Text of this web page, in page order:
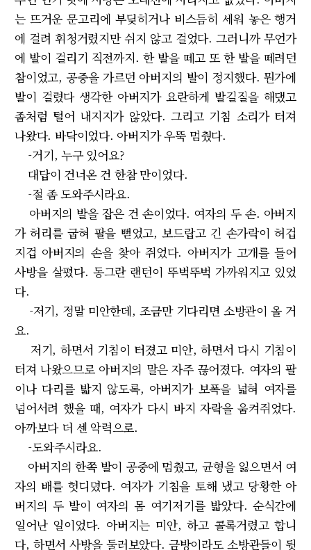
는 뜨거운 문고리에 부딪히거나 비스듬히 세워 놓은 행거
에 걸려 휘청거렸지만 쉬지 않고 걸었다. 그러니까 무언가
에 발이 걸리기 직전까지. 한 발을 떼고 또 한 발을 떼려던
참이었고, 공중을 가르던 아버지의 발이 정지했다. 뭔가에
발이 걸렸다 생각한 아버지가 요란하게 발길질을 해댔고
좀처럼 털어 내지지가 않았다. 그리고 기침 소리가 터져
나왔다. 바닥이었다. 아버지가 우뚝 멈췄다.
-거기, 누구 있어요?
대답이 건너온 건 한참 만이었다.
-절 좀 도와주시라요.
아버지의 발을 잡은 건 손이었다. 여자의 두 손. 아버지
가 허리를 굽혀 팔을 뻗었고, 보드랍고 긴 손가락이 허겁
지겁 아버지의 손을 찾아 쥐었다. 아버지가 고개를 들어
사방을 살폈다. 동그란 랜턴이 뚜벅뚜벅 가까워지고 있었
다.
-저기, 정말 미안한데, 조금만 기다리면 소방관이 올 거
요.
저기, 하면서 기침이 터졌고 미안, 하면서 다시 기침이
터져 나왔으므로 아버지의 말은 자주 끊어졌다. 여자의 팔
이나 다리를 밟지 않도록, 아버지가 보폭을 넓혀 여자를
넘어서려 했을 때, 여자가 다시 바지 자락을 움켜쥐었다.
아까보다 더 센 악력으로.
-도와주시라요.
아버지의 한쪽 발이 공중에 멈췄고, 균형을 잃으면서 여
자의 배를 헛디뎠다. 여자가 기침을 토해 냈고 당황한 아
버지의 두 발이 여자의 몸 여기저기를 밟았다. 순식간에
일어난 일이었다. 아버지는 미안, 하고 콜록거렸고 합니
다, 하면서 사방을 둘러보았다. 금방이라도 소방관들이 뒷